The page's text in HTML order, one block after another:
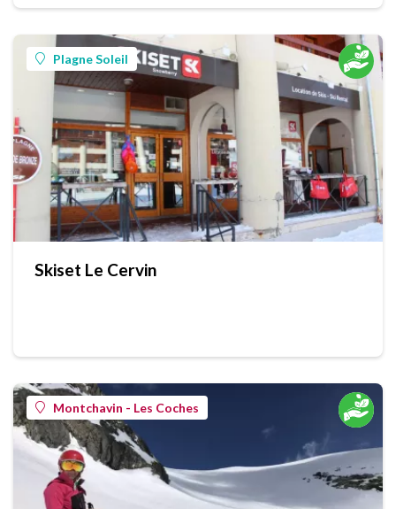
Plagne Soleil
Skiset Le Cervin
Montchavin - Les Coches